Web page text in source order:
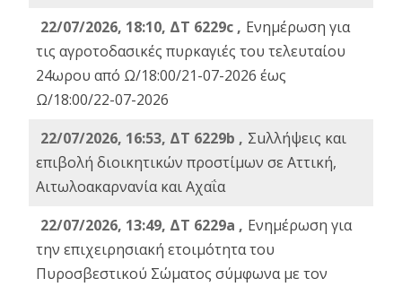
22/07/2026, 18:10, ΔΤ 6229c , Ενημέρωση για
τις αγροτοδασικές πυρκαγιές του τελευταίου
24ωρου από Ω/18:00/21-07-2026 έως
Ω/18:00/22-07-2026
22/07/2026, 16:53, ΔΤ 6229b , Σuλλήψεις και
επιβολή διοικητικών προστίμων σε Αττική,
Αιτωλοακαρνανία και Αχαΐα
22/07/2026, 13:49, ΔΤ 6229a , Ενημέρωση για
την επιχειρησιακή ετοιμότητα του
Πυροσβεστικού Σώματος σύμφωνα με τον